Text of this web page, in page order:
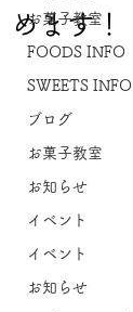
お菓子教室
FOODS INFO
SWEETS INFO
ブログ
お菓子教室
お知らせ
イベント
イベント
お知らせ
めます！